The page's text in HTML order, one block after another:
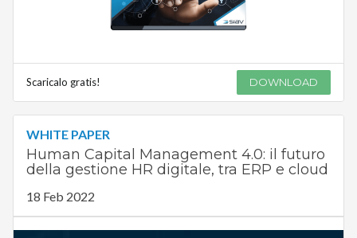
Scaricalo gratis! DOWNLOAD
WHITE PAPER
Human Capital Management 4.0: il futuro
della gestione HR digitale, tra ERP e cloud
18 Feb 2022